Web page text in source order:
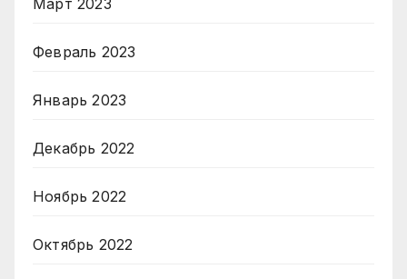
Февраль 2023
Январь 2023
Декабрь 2022
Ноябрь 2022
Октябрь 2022